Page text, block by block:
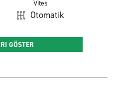
Vites
Otomatik
GÖSTER